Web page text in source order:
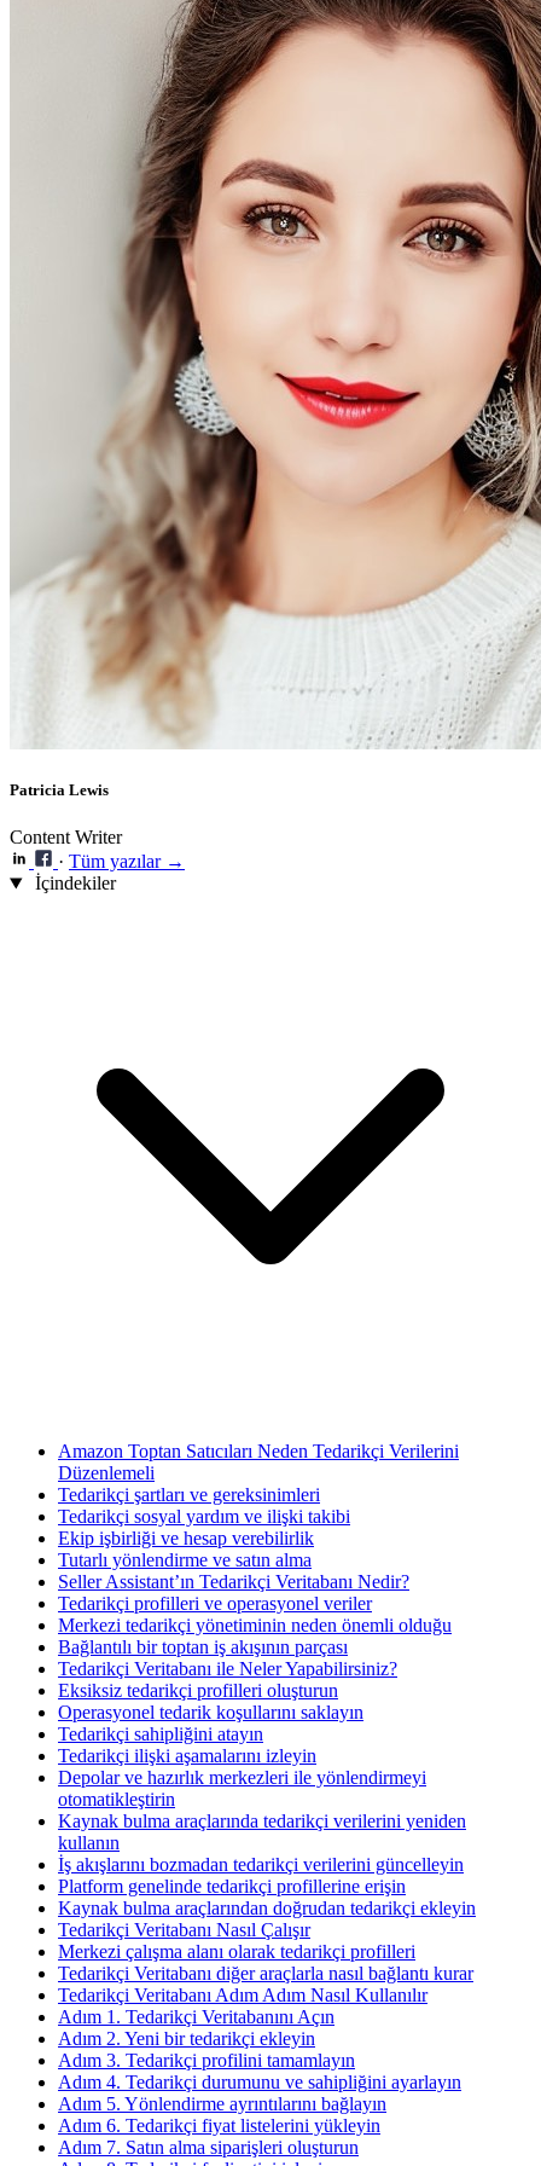
Patricia Lewis
Content Writer
· Tüm yazılar →
İçindekiler
Amazon Toptan Satıcıları Neden Tedarikçi Verilerini
Düzenlemeli
Tedarikçi şartları ve gereksinimleri
Tedarikçi sosyal yardım ve ilişki takibi
Ekip işbirliği ve hesap verebilirlik
Tutarlı yönlendirme ve satın alma
Seller Assistant’ın Tedarikçi Veritabanı Nedir?
Tedarikçi profilleri ve operasyonel veriler
Merkezi tedarikçi yönetiminin neden önemli olduğu
Bağlantılı bir toptan iş akışının parçası
Tedarikçi Veritabanı ile Neler Yapabilirsiniz?
Eksiksiz tedarikçi profilleri oluşturun
Operasyonel tedarik koşullarını saklayın
Tedarikçi sahipliğini atayın
Tedarikçi ilişki aşamalarını izleyin
Depolar ve hazırlık merkezleri ile yönlendirmeyi
otomatikleştirin
Kaynak bulma araçlarında tedarikçi verilerini yeniden
kullanın
İş akışlarını bozmadan tedarikçi verilerini güncelleyin
Platform genelinde tedarikçi profillerine erişin
Kaynak bulma araçlarından doğrudan tedarikçi ekleyin
Tedarikçi Veritabanı Nasıl Çalışır
Merkezi çalışma alanı olarak tedarikçi profilleri
Tedarikçi Veritabanı diğer araçlarla nasıl bağlantı kurar
Tedarikçi Veritabanı Adım Adım Nasıl Kullanılır
Adım 1. Tedarikçi Veritabanını Açın
Adım 2. Yeni bir tedarikçi ekleyin
Adım 3. Tedarikçi profilini tamamlayın
Adım 4. Tedarikçi durumunu ve sahipliğini ayarlayın
Adım 5. Yönlendirme ayrıntılarını bağlayın
Adım 6. Tedarikçi fiyat listelerini yükleyin
Adım 7. Satın alma siparişleri oluşturun